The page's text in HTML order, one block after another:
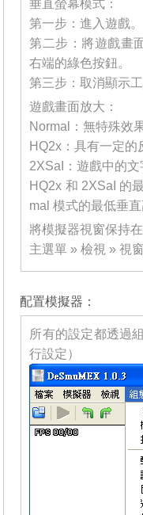
垂直螢幕模式：
第一步：進入遊戲。
第二步：將遊戲畫
右端的綠色按鈕。
第三步：取消顯示
遊戲畫面放大：
Normal：無特殊效
HQ2x：具有一定的
2XSaI：遊戲中的文
HQ2x 和 2XSaI 的
mal 模式的最低垂直
將模擬器視窗保持在
主選單 » 檢視 » 視
配置模擬器：
所有的設定都透過
行設定）